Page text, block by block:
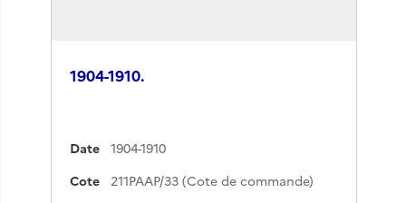
1904-1910.
Date
1904-1910
Cote
211PAAP/33 (Cote de commande)